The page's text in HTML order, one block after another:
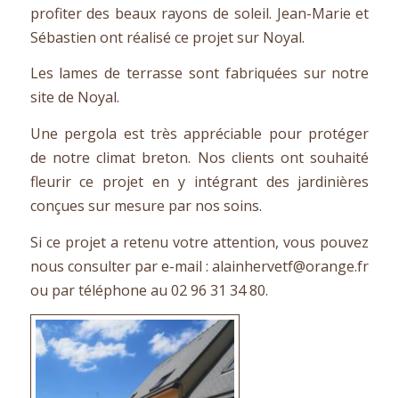
profiter des beaux rayons de soleil. Jean-Marie et
Sébastien ont réalisé ce projet sur Noyal.
Les lames de terrasse sont fabriquées sur notre
site de Noyal.
Une pergola est très appréciable pour protéger
de notre climat breton. Nos clients ont souhaité
fleurir ce projet en y intégrant des jardinières
conçues sur mesure par nos soins.
Si ce projet a retenu votre attention, vous pouvez
nous consulter par e-mail : alainhervetf@orange.fr
ou par téléphone au 02 96 31 34 80.